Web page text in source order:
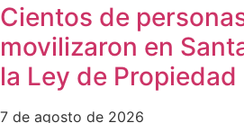
Cientos de
movilizaron en
la Ley de
7 de agosto de 2026